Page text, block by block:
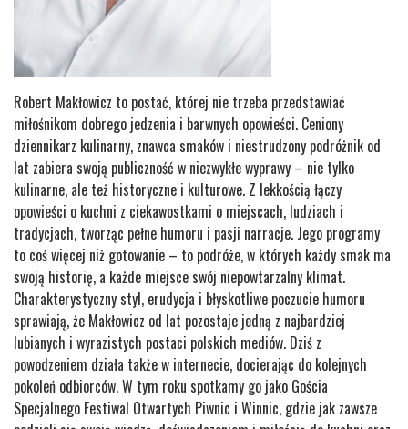
Robert Makłowicz to postać, której nie trzeba przedstawiać
miłośnikom dobrego jedzenia i barwnych opowieści. Ceniony
dziennikarz kulinarny, znawca smaków i niestrudzony podróżnik od
lat zabiera swoją publiczność w niezwykłe wyprawy – nie tylko
kulinarne, ale też historyczne i kulturowe. Z lekkością łączy
opowieści o kuchni z ciekawostkami o miejscach, ludziach i
tradycjach, tworząc pełne humoru i pasji narracje. Jego programy
to coś więcej niż gotowanie – to podróże, w których każdy smak ma
swoją historię, a każde miejsce swój niepowtarzalny klimat.
Charakterystyczny styl, erudycja i błyskotliwe poczucie humoru
sprawiają, że Makłowicz od lat pozostaje jedną z najbardziej
lubianych i wyrazistych postaci polskich mediów. Dziś z
powodzeniem działa także w internecie, docierając do kolejnych
pokoleń odbiorców. W tym roku spotkamy go jako Gościa
Specjalnego Festiwal Otwartych Piwnic i Winnic, gdzie jak zawsze